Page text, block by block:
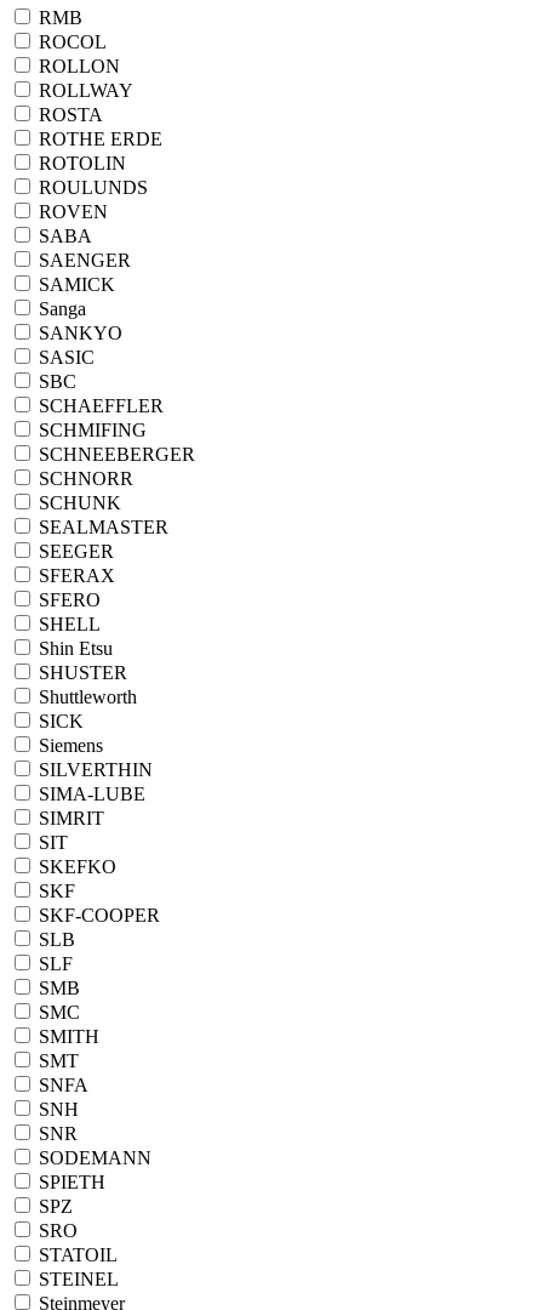
RMB
ROCOL
ROLLON
ROLLWAY
ROSTA
ROTHE ERDE
ROTOLIN
ROULUNDS
ROVEN
SABA
SAENGER
SAMICK
Sanga
SANKYO
SASIC
SBC
SCHAEFFLER
SCHMIFING
SCHNEEBERGER
SCHNORR
SCHUNK
SEALMASTER
SEEGER
SFERAX
SFERO
SHELL
Shin Etsu
SHUSTER
Shuttleworth
SICK
Siemens
SILVERTHIN
SIMA-LUBE
SIMRIT
SIT
SKEFKO
SKF
SKF-COOPER
SLB
SLF
SMB
SMC
SMITH
SMT
SNFA
SNH
SNR
SODEMANN
SPIETH
SPZ
SRO
STATOIL
STEINEL
Steinmeyer